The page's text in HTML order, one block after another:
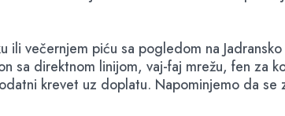
večernjem piću sa pogledom na
sa direktnom linijom, vaj-faj mrežu, fen za
krevet uz doplatu. Napominjemo da